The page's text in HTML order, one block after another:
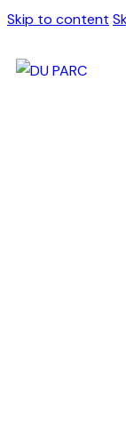
Skip to content